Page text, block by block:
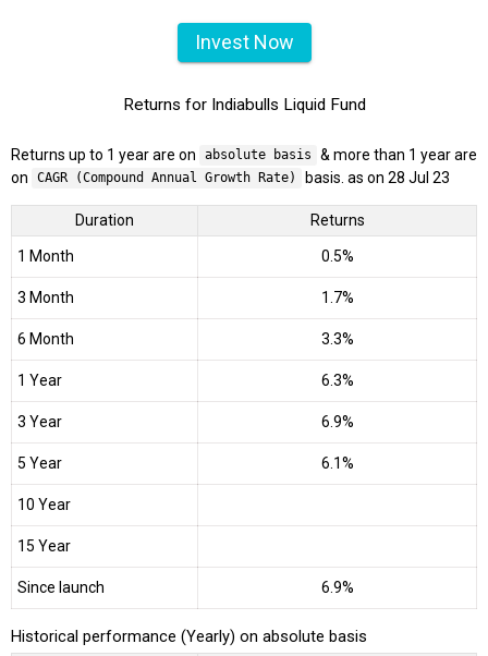
Invest Now
Returns for Indiabulls Liquid Fund
Returns up to 1 year are on absolute basis
& more than 1 year are
on
CAGR (Compound Annual Growth Rate) basis. as on 28 Jul 23
Duration Returns
1 Month 0.5%
3 Month 1.7%
6 Month 3.3%
1 Year 6.3%
3 Year 6.9%
5 Year 6.1%
10 Year
15 Year
Since launch 6.9%
Historical performance (Yearly) on absolute basis